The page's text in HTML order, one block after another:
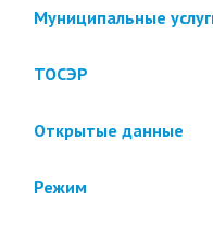
Муниципальные
ТОСЭР
Открытые данные
Режим